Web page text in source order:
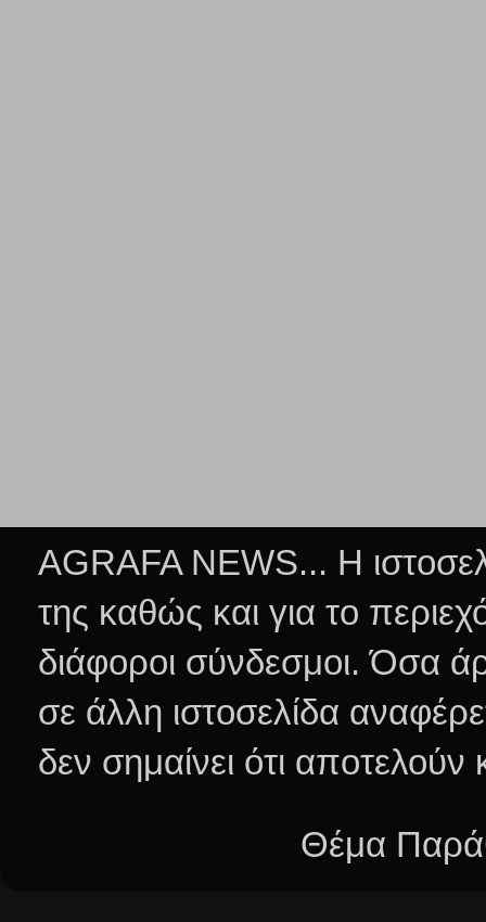
AGRAFA NEWS... Η
της καθώς και για το
διάφοροι σύνδεσμοι.Όσα
σε άλλη ιστοσελίδα
δεν σημαίνει ότι
Θέμα